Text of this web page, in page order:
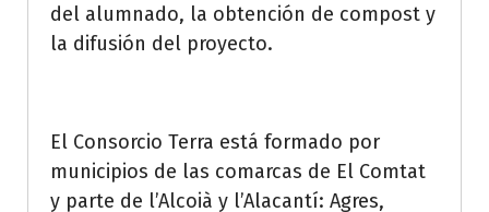
del alumnado, la obtención de compost y
la difusión del proyecto.
El Consorcio Terra está formado por
municipios de las comarcas de El Comtat
y parte de l’Alcoià y l’Alacantí: Agres,